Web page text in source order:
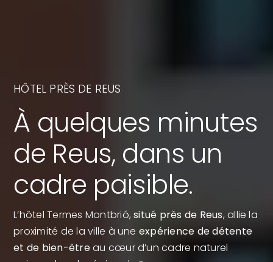
HÔTEL PRÈS DE REUS
À quelques minutes
de Reus, dans un
cadre paisible.
L’hôtel Termes Montbrió,situé près de Reus, allie la
proximité de la ville à une expérience de détente
et de bien-êtreau cœur d’un cadre naturel